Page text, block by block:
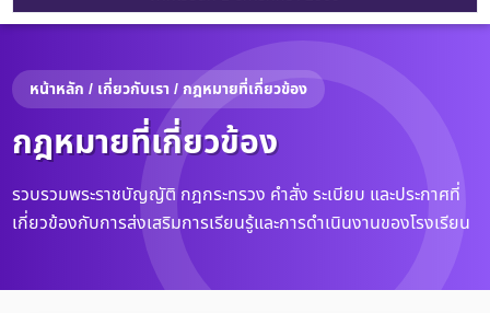
หน้าหลัก / เกี่ยวกับเรา / กฎหมายที่เกี่ยวข้อง
กฎหมายที่เกี่ยวข้อง
รวบรวมพระราชบัญญัติ กฎกระทรวง คำสั่ง ระเบียบ และประกาศที่
เกี่ยวข้องกับการส่งเสริมการเรียนรู้และการดำเนินงานของโรงเรียน